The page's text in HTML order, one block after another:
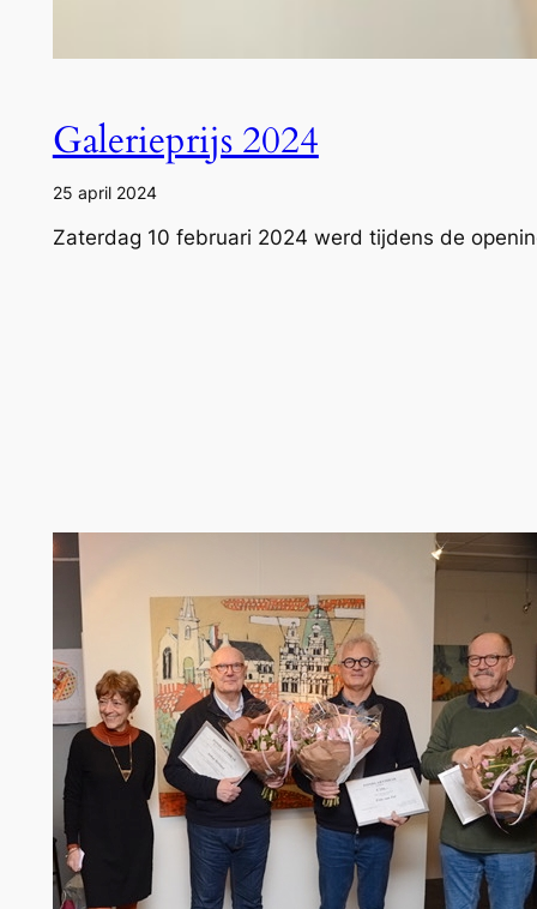
Galerieprijs 2024
25 april 2024
Zaterdag 10 februari 2024 werd tijdens de